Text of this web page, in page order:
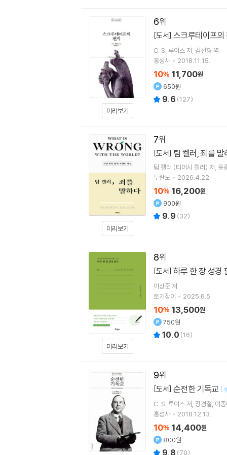
6
미리보기
[도서] 스크루테이프의
C. S. 루이스저 김선형 역
홍성사
2018.11.15.
10% 11,700원
650원
9.6 (127)
7
미리보기
[도서] 팀 켈러, 죄를 말
팀 켈러 (티머시 켈러) 저 윤
두란노
2026.4.22.
10% 16,200원
900원
9.9 (32)
8
미리보기
[도서] 하루 한 장 성경
이상준 저
토기장이
2025.6.5.
10% 13,500원
750원
10.0 (16)
9
[도서] 순전한 기독교 [
C. S. 루이스저 장경철 이
홍성사
2018.12.13.
10% 14,400원
800원
9.8 (70)